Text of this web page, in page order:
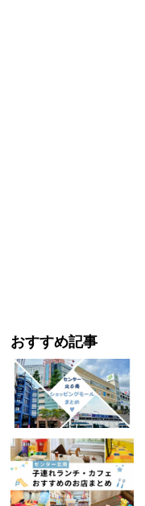
おすすめ記事